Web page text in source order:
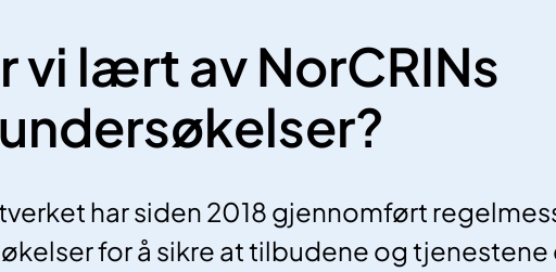
vi lært av NorCRINs
har siden 2018 gjennomført
for å sikre at tilbudene og tjenestene